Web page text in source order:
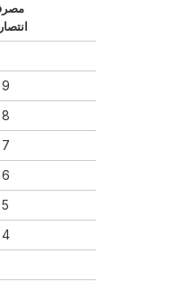
9
8
7
6
5
4